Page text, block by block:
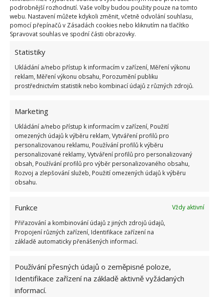
podrobnější rozhodnutí. Vaše volby budou použity pouze na tomto
webu. Nastavení můžete kdykoli změnit, včetně odvolání souhlasu,
pomocí přepínačů v Zásadách cookies nebo kliknutím na tlačítko
Spravovat souhlas ve spodní části obrazovky.
Statistiky
Ukládání a/nebo přístup k informacím v zařízení, Měření výkonu
reklam, Měření výkonu obsahu, Porozumění publiku
prostřednictvím statistik nebo kombinací údajů z různých zdrojů.
Marketing
Ukládání a/nebo přístup k informacím v zařízení, Použití
omezených údajů k výběru reklam, Vytváření profilů pro
personalizovanou reklamu, Používání profilů k výběru
personalizované reklamy, Vytváření profilů pro personalizovaný
obsah, Používání profilů pro výběr personalizovaného obsahu,
Rozvoj a zlepšování služeb, Použití omezených údajů k výběru
obsahu.
Funkce
Vždy aktivní
Přiřazování a kombinování údajů z jiných zdrojů údajů,
Propojení různých zařízení, Identifikace zařízení na
základě automaticky přenášených informací.
Používání přesných údajů o zeměpisné poloze,
Identifikace zařízení na základě aktivně vyžádaných
informací.
ochrannou moc, ale zklidňují sexuální potřeby.
Kaktusy tedy umístěte raději jinam.
představují „mrtvou energii“. Takové vás mohou
namísto svěžesti vysávat z posledních zbytků
energie. Suché kytky jsou známkou konce života, to
Tip na závěr
Pokud si na rostliny příliš nepotrpíte, zkuste si do
ložnice alespoň pořídit fototapetu s motivem
přírody, květované povlečení nebo přehoz přes
postel. Přírodní prvky zkrátka dělají divy.
Obrázek: